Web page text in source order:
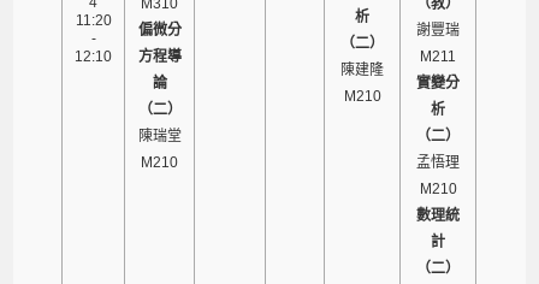
11:20
-
12:10
M310
偏微分
方程導
論
（二）
陳瑞堂
M210
析
（二）
陳建隆
M210
（教）
謝豐瑞
M211
實變分
析
（二）
孟悟理
M210
數理統
計
（二）